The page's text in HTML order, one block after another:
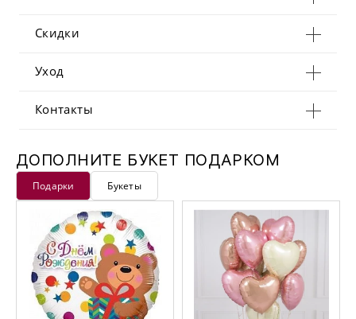
Скидки
Уход
Контакты
ДОПОЛНИТЕ БУКЕТ ПОДАРКОМ
Подарки Букеты